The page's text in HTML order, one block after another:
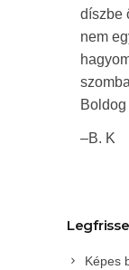
díszbe
nem
–B. K
Képes